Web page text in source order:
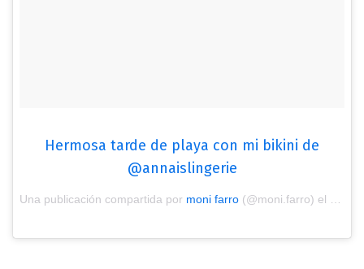
Hermosa tarde de playa con mi bikini de
@annaislingerie
Una publicación compartida por moni farro (@moni.farro) el